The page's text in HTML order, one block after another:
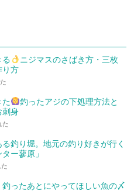
る
ニジマスのさばき方・三枚
り方
た
釣ったアジの下処理方法と
刺身
た
釣り堀。地元の釣り好きが行く
ー蓼原」
ったあとにやってほしい魚の〆